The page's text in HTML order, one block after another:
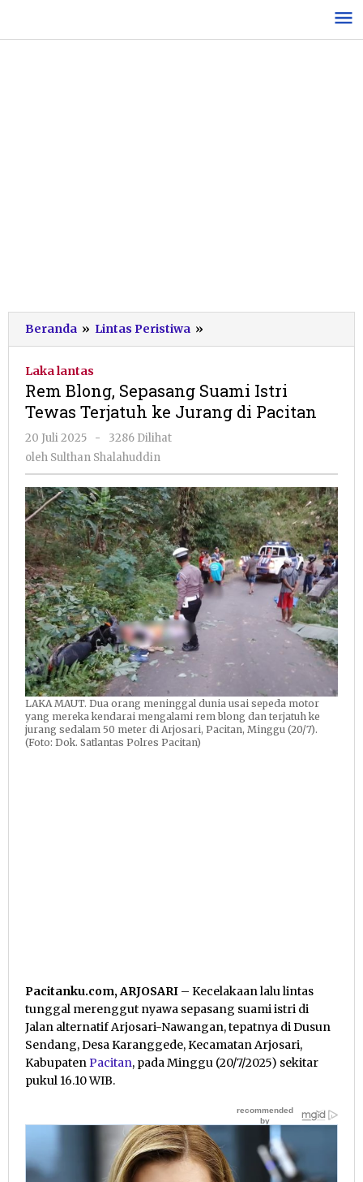
konten
Beranda » Lintas Peristiwa »
Blong,
Istri
Tewas
Pacitan
Laka lantas
Rem Blong, Sepasang Suami Istri
Tewas Terjatuh ke Jurang di Pacitan
20 Juli 2025
oleh
Sulthan
-
3286 Dilihat
oleh Sulthan Shalahuddin
LAKA MAUT. Dua orang meninggal dunia usai sepeda motor
yang mereka kendarai mengalami rem blong dan terjatuh ke
jurang sedalam 50 meter di Arjosari, Pacitan, Minggu (20/7).
(Foto: Dok. Satlantas Polres Pacitan)
Pacitanku.com, ARJOSARI – Kecelakaan lalu lintas
tunggal merenggut nyawa sepasang suami istri di
Jalan alternatif Arjosari-Nawangan, tepatnya di Dusun
Sendang, Desa Karanggede, Kecamatan Arjosari,
KabupatenPacitan, pada Minggu (20/7/2025) sekitar
pukul 16.10 WIB.